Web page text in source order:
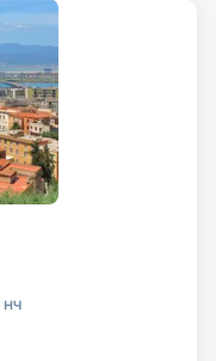
нч